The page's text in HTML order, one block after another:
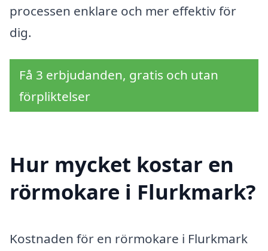
processen enklare och mer effektiv för
dig.
Få 3 erbjudanden, gratis och utan
förpliktelser
Hur mycket kostar en
rörmokare i Flurkmark?
Kostnaden för en rörmokare i Flurkmark